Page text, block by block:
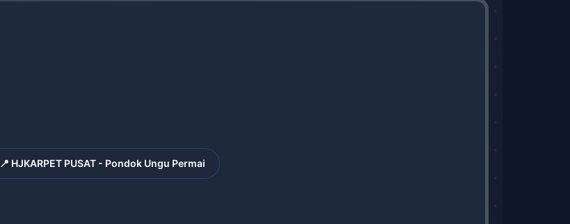
📍 HJKARPET PUSAT - Pondok Ungu Permai